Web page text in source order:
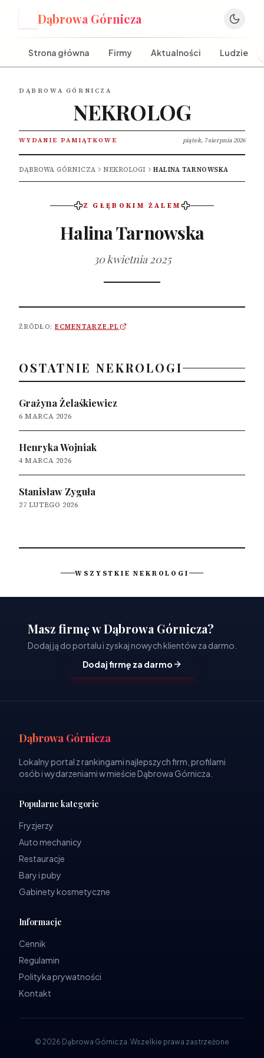
Dąbrowa Górnicza
Strona główna Firmy Aktualności Ludzie
DĄBROWA GÓRNICZA
NEKROLOG
WYDANIE PAMIĄTKOWE piątek, 7 sierpnia 2026
DĄBROWA GÓRNICZA NEKROLOGI HALINA TARNOWSKA
Z GŁĘBOKIM ŻALEM
Halina Tarnowska
30 kwietnia 2025
ŹRÓDŁO: ECMENTARZE.PL
OSTATNIE NEKROLOGI
Grażyna Żelaśkiewicz
6 MARCA 2026
Henryka Wojniak
4 MARCA 2026
Stanisław Zyguła
27 LUTEGO 2026
WSZYSTKIE NEKROLOGI
Masz firmę w Dąbrowa Górnicza?
Dodaj ją do portalu i zyskaj nowych klientów za darmo.
Dodaj firmę za darmo
Dąbrowa Górnicza
Lokalny portal z rankingami najlepszych firm, profilami
osób i wydarzeniami w mieście Dąbrowa Górnicza.
Popularne kategorie
Fryzjerzy
Auto mechanicy
Restauracje
Bary i puby
Gabinety kosmetyczne
Informacje
Cennik
Regulamin
Polityka prywatności
Kontakt
© 2026 Dąbrowa Górnicza. Wszelkie prawa zastrzeżone